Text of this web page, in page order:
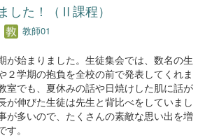
した！（Ⅱ課程）
教師01
が始まりました。生徒集会では、数名の生
２学期の抱負を全校の前で発表してくれま
でも、夏休みの話や日焼けした肌に話が
が伸びた生徒は先生と背比べをしていまし
が多いので、たくさんの素敵な思い出を増
。